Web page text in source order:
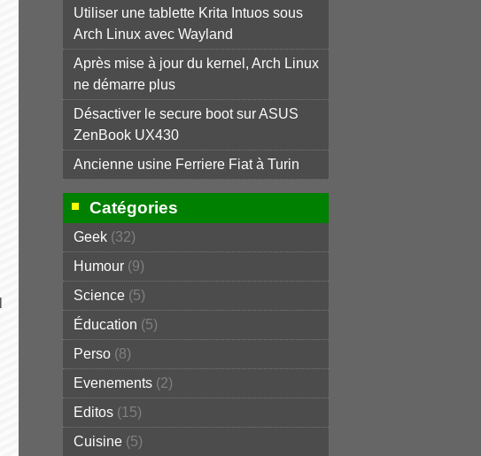
Utiliser une tablette Krita Intuos sous
Arch Linux avec Wayland
Après mise à jour du kernel, Arch Linux
ne démarre plus
Désactiver le secure boot sur ASUS
ZenBook UX430
Ancienne usine Ferriere Fiat à Turin
Catégories
Geek (32)
Humour (9)
Science (5)
Éducation (5)
Perso (8)
Evenements (2)
Editos (15)
Cuisine (5)